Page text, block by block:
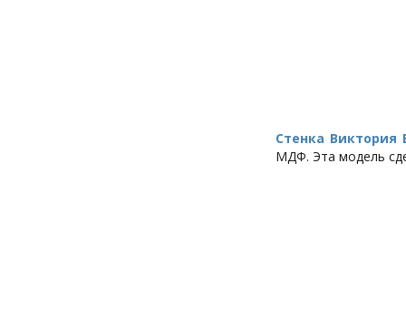
Стенка Виктория
МДФ. Эта модель